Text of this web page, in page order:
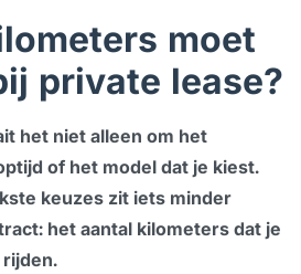
moet
private lease?
het niet alleen om het
of het model dat je kiest.
keuzes zit iets minder
het aantal kilometers dat je